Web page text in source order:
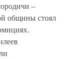
–
общины стоял